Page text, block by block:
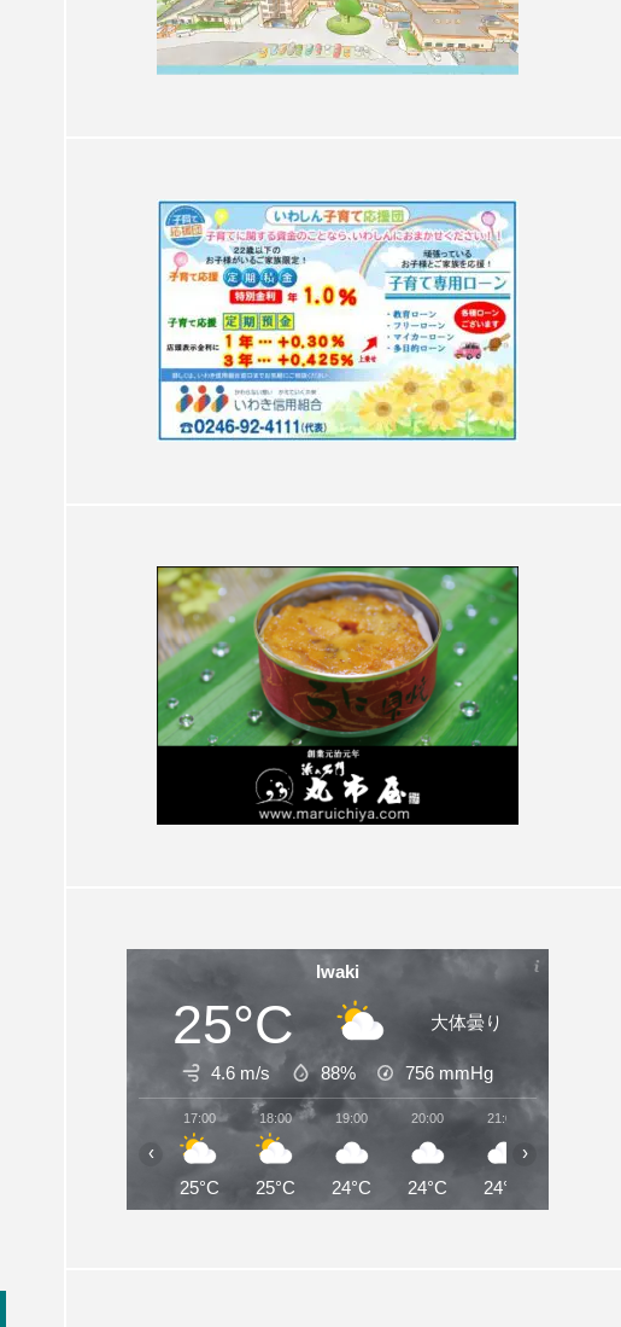
Iwaki
25°C 大体曇り
4.6 m/s 88% 756 mmHg
17:00
25°C
18:00
25°C
19:00
24°C
20:00
24°C
21:00
24°C
‹ ›